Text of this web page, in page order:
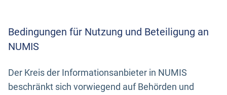
Bedingungen für Nutzung und Beteiligung an
NUMIS
Der Kreis der Informationsanbieter in NUMIS
beschränkt sich vorwiegend auf Behörden und